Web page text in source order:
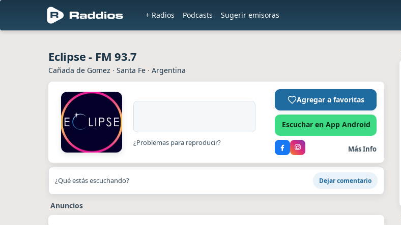
+ Radios Podcasts Sugerir emisoras
Eclipse - FM 93.7
Cañada de Gomez · Santa Fe · Argentina
¿Problemas para reproducir?
Agregar a favoritas
Escuchar en App Android
Más Info
¿Qué estás escuchando? Dejar comentario
Anuncios